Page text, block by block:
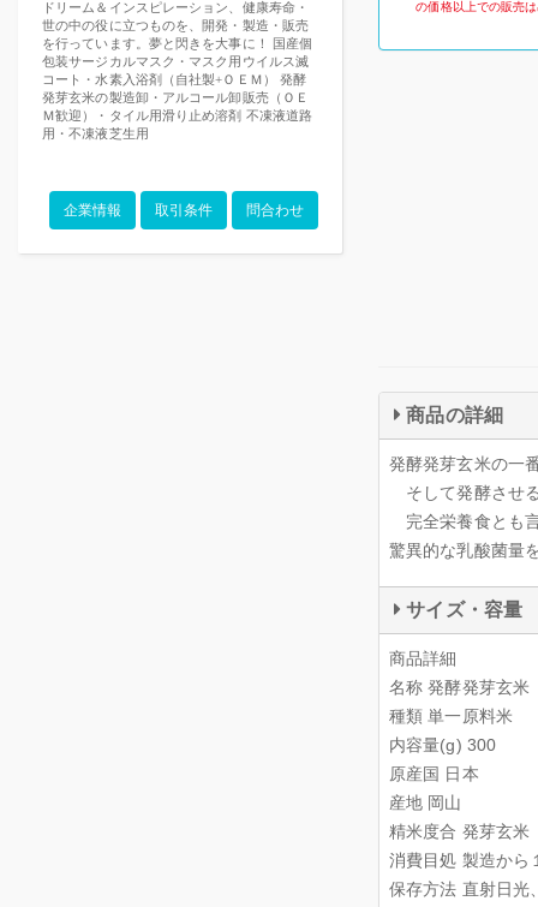
ドリーム＆インスピレーション、健康寿命・
世の中の役に立つものを、開発・製造・販売
を行っています。夢と閃きを大事に！ 国産個
包装サージカルマスク・マスク用ウイルス滅
コート・水素入浴剤（自社製+ＯＥＭ） 発酵
発芽玄米の製造卸・アルコール卸販売（ＯＥ
Ｍ歓迎）・タイル用滑り止め溶剤 不凍液道路
用・不凍液芝生用
企業情報 取引条件 問合わせ
の価格以上での販売
商品の詳細
発酵発芽玄米の一
そして発酵させ
完全栄養食とも
驚異的な乳酸菌量
サイズ・容量
商品詳細
名称 発酵発芽玄米
種類 単一原料米
内容量(g) 300
原産国 日本
産地 岡山
精米度合 発芽玄米
消費目処 製造から
保存方法 直射日光